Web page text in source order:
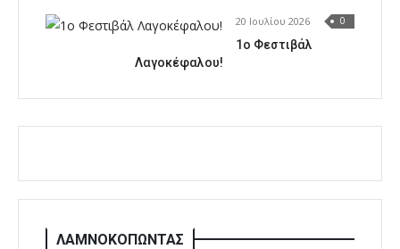
20 Ιουλίου 2026 0
1o Φεστιβάλ
Λαγοκέφαλου!
ΛΑΜΝΟΚΟΠΩΝΤΑΣ